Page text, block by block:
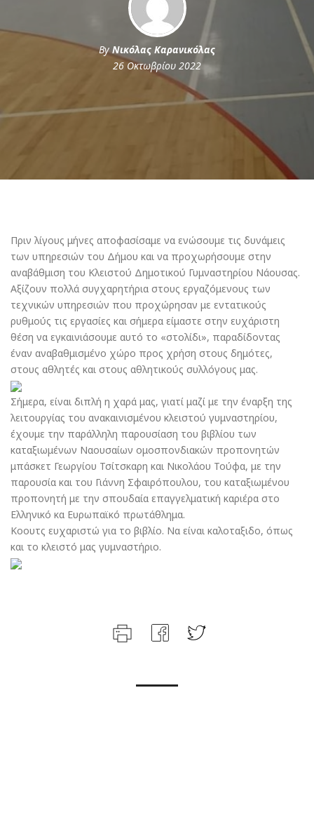
ByΝικόλας Καρανικόλας
26 Οκτωβρίου 2022
Πριν λίγους μήνες αποφασίσαμε να ενώσουμε τις δυνάμεις
των υπηρεσιών του Δήμου και να προχωρήσουμε στην
αναβάθμιση του Κλειστού Δημοτικού Γυμναστηρίου Νάουσας.
Αξίζουν πολλά συγχαρητήρια στους εργαζόμενους των
τεχνικών υπηρεσιών που προχώρησαν με εντατικούς
ρυθμούς τις εργασίες και σήμερα είμαστε στην ευχάριστη
θέση να εγκαινιάσουμε αυτό το «στολίδι», παραδίδοντας
έναν αναβαθμισμένο χώρο προς χρήση στους δημότες,
στους αθλητές και στους αθλητικούς συλλόγους μας.
Σήμερα, είναι διπλή η χαρά μας, γιατί μαζί με την έναρξη της
λειτουργίας του ανακαινισμένου κλειστού γυμναστηρίου,
έχουμε την παράλληλη παρουσίαση του βιβλίου των
καταξιωμένων Ναουσαίων ομοσπονδιακών προπονητών
μπάσκετ Γεωργίου Τσίτσκαρη και Νικολάου Τούφα, με την
παρουσία και του Γιάννη Σφαιρόπουλου, του καταξιωμένου
προπονητή με την σπουδαία επαγγελματική καριέρα στο
Ελληνικό κα Ευρωπαϊκό πρωτάθλημα.
Κοουτς ευχαριστώ για το βιβλίο. Να είναι καλοταξιδο, όπως
και το κλειστό μας γυμναστήριο.